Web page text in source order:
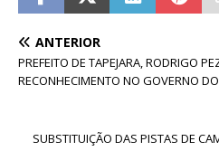
ANTERIOR
PREFEITO DE TAPEJARA, RODRIGO
RECONHECIMENTO NO GOVERNO
SUBSTITUIÇÃO DAS PISTAS DE